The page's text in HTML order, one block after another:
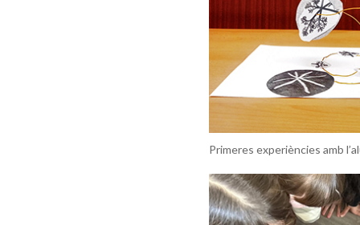
Primeres experiències amb